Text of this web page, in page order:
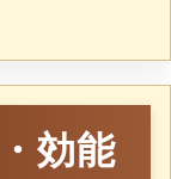
効能